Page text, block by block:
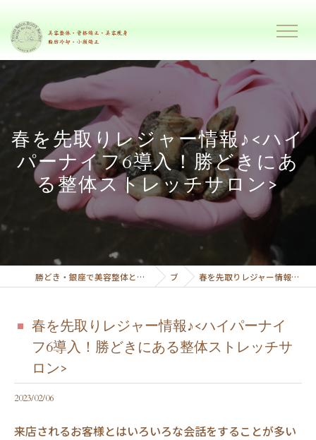
春を先取りレジャー情報♪<ハイ
パーナイフ6導入！勝どきにあ
る整体ストレッチサロン>
勝どき・銀座で美容整体と美容痩身で理想のボディーへ導くプライベートサロンボディーリセット ブログ 春を先取りレジャー情報♪<ハイパーナイフ6導入！勝どきにある整体ストレッチサロン>
春を先取りレジャー情報♪<ハイパーナイ
フ6導入！勝どきにある整体ストレッチサ
ロン>
2023/02/06
来店されるお客様とはいろいろな会話をすることが多い